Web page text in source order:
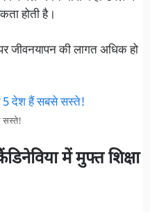
होती है।
जीवनयापन की लागत अधिक हो
सस्ते!
में मुफ्त शिक्षा